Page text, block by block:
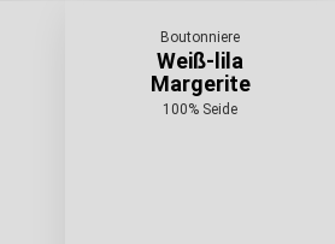
Boutonniere
Weiß-lila
Margerite
100% Seide